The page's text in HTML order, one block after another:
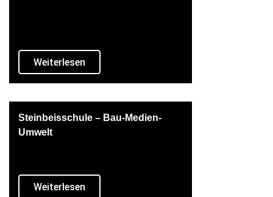
Weiterlesen
Steinbeisschule – Bau-Medien-
Umwelt
Weiterlesen